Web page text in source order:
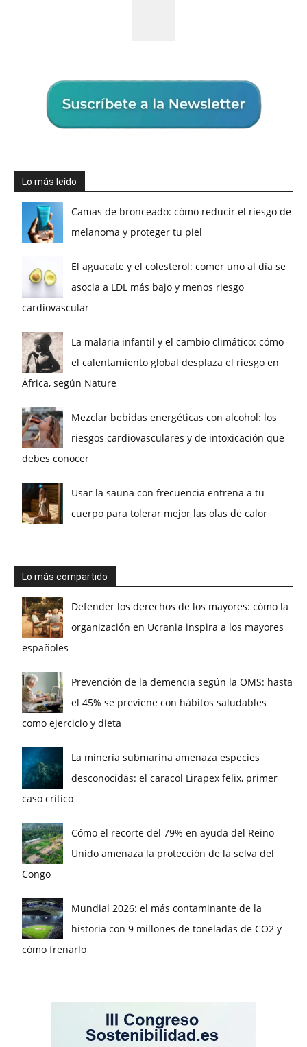
Lo más leído
Camas de bronceado: cómo reducir el riesgo de
melanoma y proteger tu piel
El aguacate y el colesterol: comer uno al día se
asocia a LDL más bajo y menos riesgo
cardiovascular
La malaria infantil y el cambio climático: cómo
el calentamiento global desplaza el riesgo en
África, según Nature
Mezclar bebidas energéticas con alcohol: los
riesgos cardiovasculares y de intoxicación que
debes conocer
Usar la sauna con frecuencia entrena a tu
cuerpo para tolerar mejor las olas de calor
Lo más compartido
Defender los derechos de los mayores: cómo la
organización en Ucrania inspira a los mayores
españoles
Prevención de la demencia según la OMS: hasta
el 45% se previene con hábitos saludables
como ejercicio y dieta
La minería submarina amenaza especies
desconocidas: el caracol Lirapex felix, primer
caso crítico
Cómo el recorte del 79% en ayuda del Reino
Unido amenaza la protección de la selva del
Congo
Mundial 2026: el más contaminante de la
historia con 9 millones de toneladas de CO2 y
cómo frenarlo